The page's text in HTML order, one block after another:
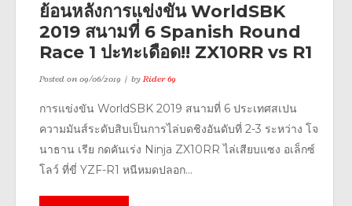
ย้อนหลังการแข่งขัน WorldSBK
2019 สนามที่ 6 Spanish Round
Race 1 ปะทะเดือด!! ZX10RR vs R1
Posted on09/06/2019 byRider 69
การแข่งขัน WorldSBK 2019 สนามที่ 6 ประเทศสเปน
ความมันส์ระดับสิบเป็นการไล่บดชิงอันดับที่ 2-3 ระหว่าง โจ
นาธาน เรีย กดคันเร่ง Ninja ZX10RR ไล่เสียบแซง อเล็กซ์
โลว์ ที่ขี่ YZF-R1 หนีหมดปลอก...